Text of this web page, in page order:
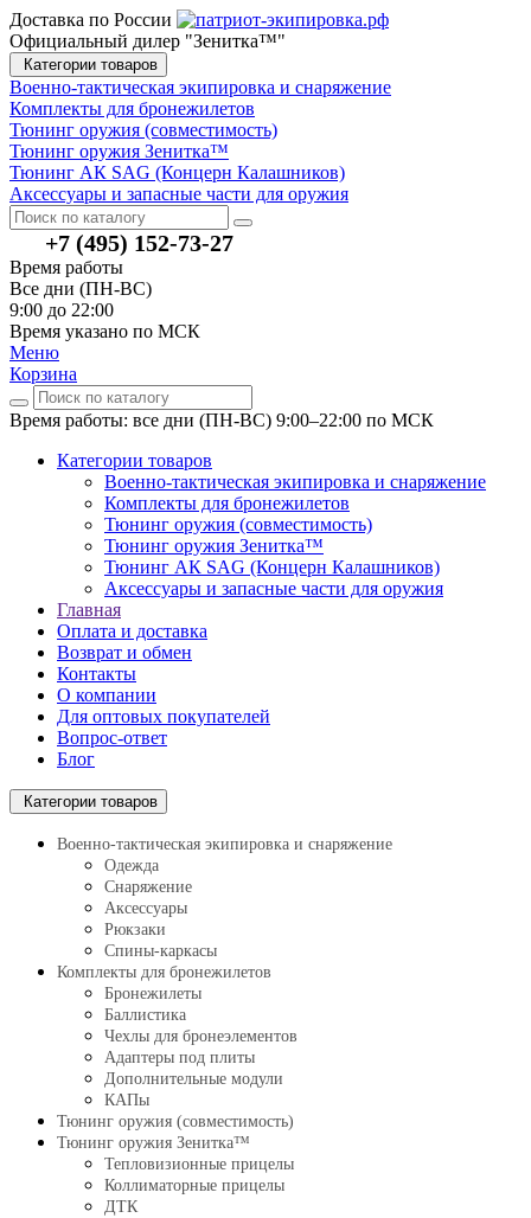
Доставка по России
Официальный дилер "Зенитка™"
Категории товаров
Военно-тактическая экипировка и снаряжение
Комплекты для бронежилетов
Тюнинг оружия (совместимость)
Тюнинг оружия Зенитка™
Тюнинг АК SAG (Концерн Калашников)
Аксессуары и запасные части для оружия
+7 (495) 152-73-27
Время работы
Все дни (ПН-ВС)
9:00 до 22:00
Время указано по МСК
Меню
Корзина
Время работы: все дни (ПН-ВС) 9:00–22:00 по МСК
Категории товаров
Военно-тактическая экипировка и снаряжение
Комплекты для бронежилетов
Тюнинг оружия (совместимость)
Тюнинг оружия Зенитка™
Тюнинг АК SAG (Концерн Калашников)
Аксессуары и запасные части для оружия
Главная
Оплата и доставка
Возврат и обмен
Контакты
О компании
Для оптовых покупателей
Вопрос-ответ
Блог
Категории товаров
Военно-тактическая экипировка и снаряжение
Одежда
Снаряжение
Аксессуары
Рюкзаки
Спины-каркасы
Комплекты для бронежилетов
Бронежилеты
Баллистика
Чехлы для бронеэлементов
Адаптеры под плиты
Дополнительные модули
КАПы
Тюнинг оружия (совместимость)
Тюнинг оружия Зенитка™
Тепловизионные прицелы
Коллиматорные прицелы
ДТК